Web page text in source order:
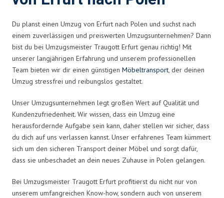
Du planst einen Umzug von Erfurt nach Polen und suchst nach
einem zuverlässigen und preiswerten Umzugsunternehmen? Dann
bist du bei Umzugsmeister Traugott Erfurt genau richtig! Mit
unserer langjährigen Erfahrung und unserem professionellen
Team bieten wir dir einen günstigen Möbeltransport, der deinen
Umzug stressfrei und reibungslos gestaltet.
Unser Umzugsunternehmen legt großen Wert auf Qualität und
Kundenzufriedenheit. Wir wissen, dass ein Umzug eine
herausfordernde Aufgabe sein kann, daher stellen wir sicher, dass
du dich auf uns verlassen kannst. Unser erfahrenes Team kümmert
sich um den sicheren Transport deiner Möbel und sorgt dafür,
dass sie unbeschadet an dein neues Zuhause in Polen gelangen.
Bei Umzugsmeister Traugott Erfurt profitierst du nicht nur von
unserem umfangreichen Know-how, sondern auch von unserem